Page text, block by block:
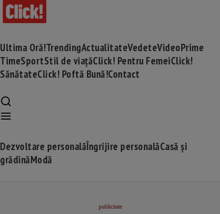
Ultima Oră!TrendingActualitateVedeteVideoPrime
TimeSportStil de viațăClick! Pentru FemeiClick!
SănătateClick! Poftă Bună!Contact
Dezvoltare personalăÎngrijire personalăCasă și
grădinăModă